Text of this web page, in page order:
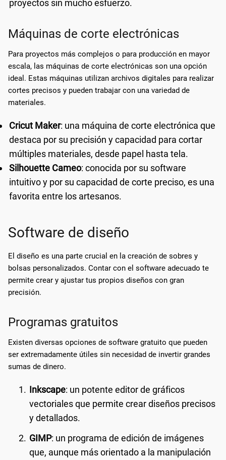
proyectos sin mucho esfuerzo.
Máquinas de corte electrónicas
Para proyectos más complejos o para producción en mayor
escala, las máquinas de corte electrónicas son una opción
ideal. Estas máquinas utilizan archivos digitales para realizar
cortes precisos y pueden trabajar con una variedad de
materiales.
Cricut Maker: una máquina de corte electrónica que
destaca por su precisión y capacidad para cortar
múltiples materiales, desde papel hasta tela.
Silhouette Cameo: conocida por su software
intuitivo y por su capacidad de corte preciso, es una
favorita entre los artesanos.
Software de diseño
El diseño es una parte crucial en la creación de sobres y
bolsas personalizados. Contar con el software adecuado te
permite crear y ajustar tus propios diseños con gran
precisión.
Programas gratuitos
Existen diversas opciones de software gratuito que pueden
ser extremadamente útiles sin necesidad de invertir grandes
sumas de dinero.
Inkscape: un potente editor de gráficos
vectoriales que permite crear diseños precisos
y detallados.
GIMP: un programa de edición de imágenes
que, aunque más orientado a la manipulación